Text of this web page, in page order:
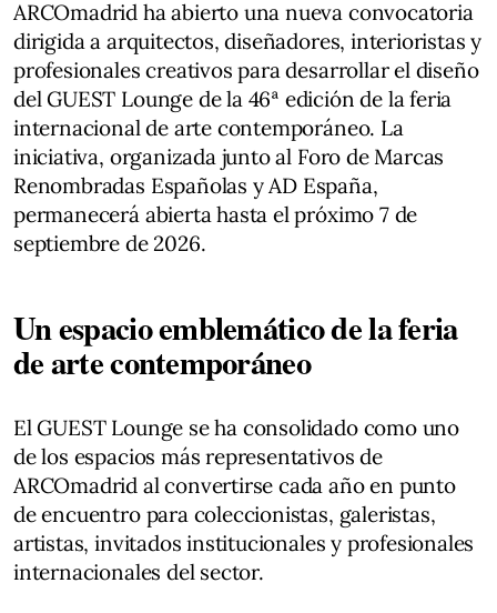
ARCOmadrid ha abierto una nueva convocatoria
dirigida a arquitectos, diseñadores, interioristas y
profesionales creativos para desarrollar el diseño
del GUEST Lounge de la 46ª edición de la feria
internacional de arte contemporáneo. La
iniciativa, organizada junto al Foro de Marcas
Renombradas Españolas y AD España,
permanecerá abierta hasta el próximo 7 de
septiembre de 2026.
Un espacio emblemático de la feria
de arte contemporáneo
El GUEST Lounge se ha consolidado como uno
de los espacios más representativos de
ARCOmadrid al convertirse cada año en punto
de encuentro para coleccionistas, galeristas,
artistas, invitados institucionales y profesionales
internacionales del sector.